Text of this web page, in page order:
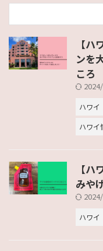
【
ンを
ころ
ハワイ
ハワイ
【
みや
ハワイ